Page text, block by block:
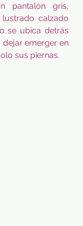
pantalón gris,
calzado
se ubica detrás
emerger en
sus piernas.